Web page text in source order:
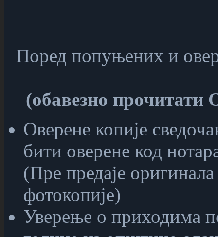
Поред попуњених и
(обавезно
Оверене копије
бити оверене код
(Пре предаје
фотокопије)
Уверење о приходима